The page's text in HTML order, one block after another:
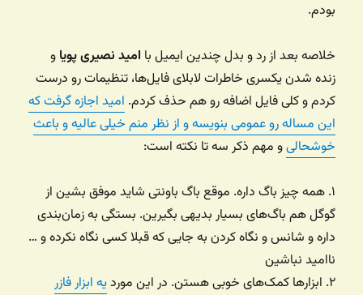
بودم.
خلاصه بعد از رد و بدل چندین ایمیل با امید نصیری پویا و
زنده شدن یکسری خاطرات لابلای فایل‌ها، تنظیمات رو درست
کردم و کلی فایل اضافه رو هم حذف کردم. امید اجازه گرفت که
این مساله رو عمومی بنویسه و از نظر منم خیلی عالیه و باعث
خوشحالیو مهم ذکر سه تا نکته است:
۱. همه چیز باگ داره. موقع باگ باونتی شاید موفق بشین از
گوگل هم باگ‌های بسیار بدیهی بگیرین. بستگی به زمان‌بندی
داره و شانس و نگاه کردن به جایی که قبلا کسی نگاه نکرده و …
ناامید نباشین
۲. ابزارها کمک‌های خوبی هستن. در این مورد
یه ابزار فازر